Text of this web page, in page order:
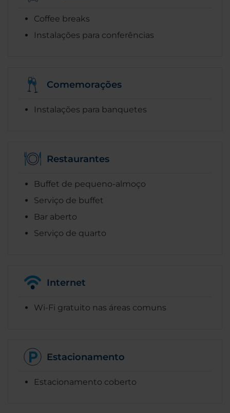
Coffee breaks
Instalações para conferências
Comemorações
Instalações para banquetes
Restaurantes
Buffet de pequeno-almoço
Serviço de buffet
Bar aberto
Serviço de quarto
Internet
Wi-Fi gratuito nas áreas comuns
Estacionamento
Estacionamento coberto